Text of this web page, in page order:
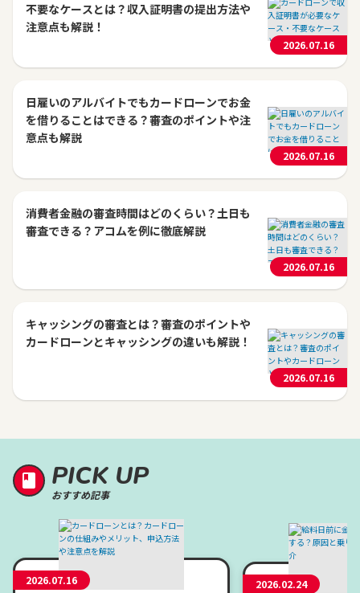
不要なケースとは？収入証明書の提出方法や
注意点も解説！
2026.07.16
日雇いのアルバイトでもカードローンでお金
を借りることはできる？審査のポイントや注
意点も解説
2026.07.16
消費者金融の審査時間はどのくらい？土日も
審査できる？アコムを例に徹底解説
2026.07.16
キャッシングの審査とは？審査のポイントや
カードローンとキャッシングの違いも解説！
2026.07.16
PICK UP
おすすめ記事
2026.07.16 2026.02.24